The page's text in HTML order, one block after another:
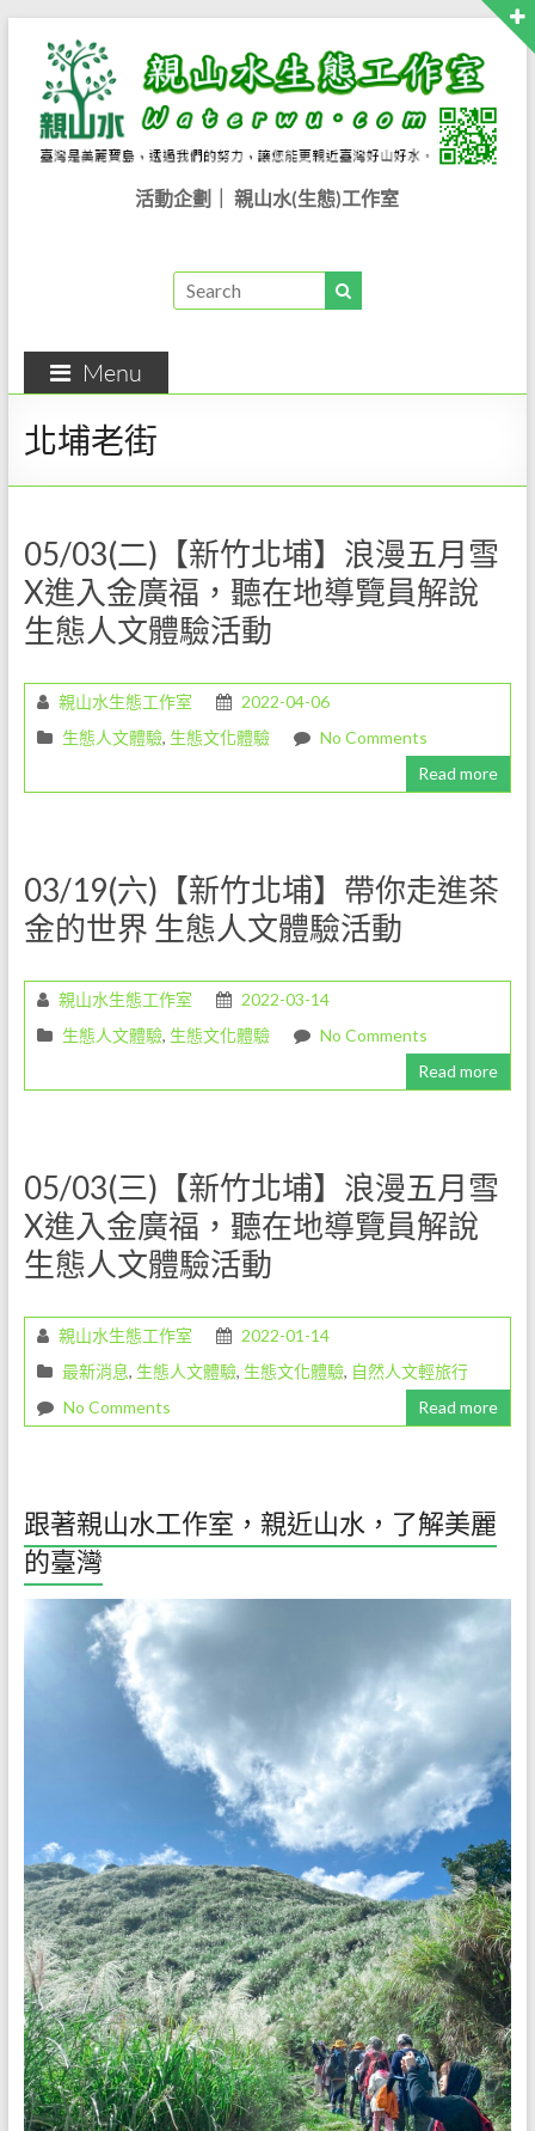
content
生
態
工
作
環
境
解
說
教
育
工
是
既
令
人
悅
但
職
務。
期
待
您
對
我
們
的
與
鼓
勵，
我
的
心，
誠
懇
的
態
度，
為
大
家
活動企劃｜ 親山水(生態)工作室
Menu
北埔老街
05/03(二)【新竹北埔】浪漫五月雪
X進入金廣福，聽在地導覽員解說
生態人文體驗活動
親山水生態工作室
2022-04-06
生態人文體驗, 生態文化體驗
No Comments
Read more
03/19(六)【新竹北埔】帶你走進茶
金的世界 生態人文體驗活動
親山水生態工作室
2022-03-14
生態人文體驗, 生態文化體驗
No Comments
Read more
05/03(三)【新竹北埔】浪漫五月雪
X進入金廣福，聽在地導覽員解說
生態人文體驗活動
親山水生態工作室
2022-01-14
最新消息, 生態人文體驗, 生態文化體驗, 自然人文輕旅行
No Comments
Read more
跟著親山水工作室，親近山水，了解美麗
的臺灣